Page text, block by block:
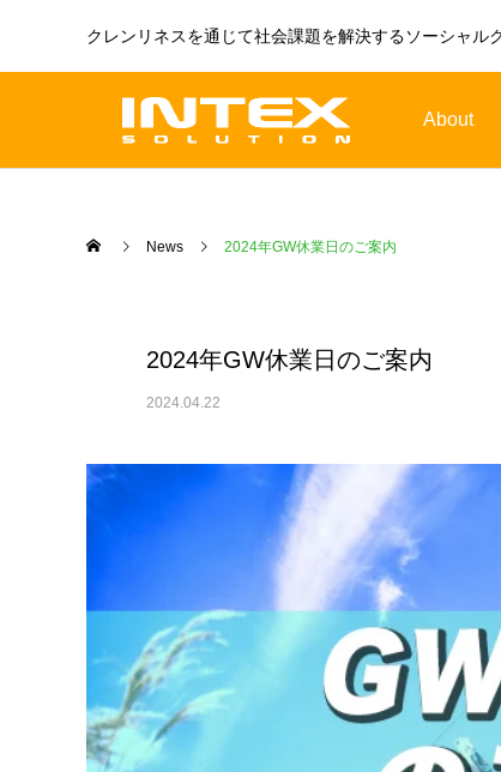
クレンリネスを通じて社会課題を解決するソーシャル
About
TENNANT
テナントフロアマシ
News 2024年GW休業日のご案内
2024年GW休業日のご案内
2024.04.22
陶器に傷を付けない！
トイレの時短化ツール